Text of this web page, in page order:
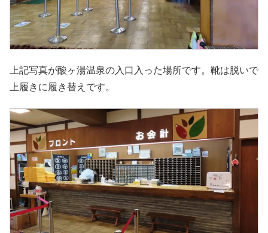
上記写真が酸ヶ湯温泉の入口入った場所です。靴は脱いで
上履きに履き替えです。